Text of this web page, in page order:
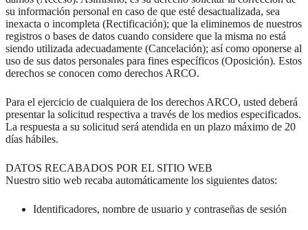
su información personal en caso de que esté desactualizada, sea
inexacta o incompleta (Rectificación); que la eliminemos de nuestros
registros o bases de datos cuando considere que la misma no está
siendo utilizada adecuadamente (Cancelación); así como oponerse al
uso de sus datos personales para fines específicos (Oposición). Estos
derechos se conocen como derechos ARCO.
Para el ejercicio de cualquiera de los derechos ARCO, usted deberá
presentar la solicitud respectiva a través de los medios especificados.
La respuesta a su solicitud será atendida en un plazo máximo de 20
días hábiles.
DATOS RECABADOS POR EL SITIO WEB
Nuestro sitio web recaba automáticamente los siguientes datos:
Identificadores, nombre de usuario y contraseñas de sesión